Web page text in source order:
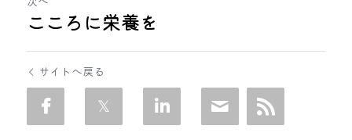
こころに栄養を
サイトへ戻る